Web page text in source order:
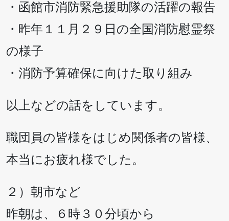
・函館市消防緊急援助隊の活躍の報告
・昨年１１月２９日の全国消防慰霊祭
の様子
・消防予算確保に向けた取り組み
以上などの話をしています。
職団員の皆様をはじめ関係者の皆様、
本当にお疲れ様でした。
２）朝市など
昨朝は、６時３０分頃から